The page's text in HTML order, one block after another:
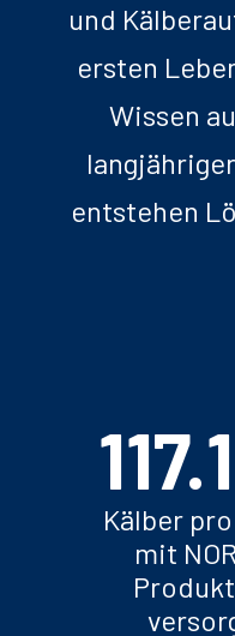
und
ersten
Wissen
entstehen
Kälber
mit